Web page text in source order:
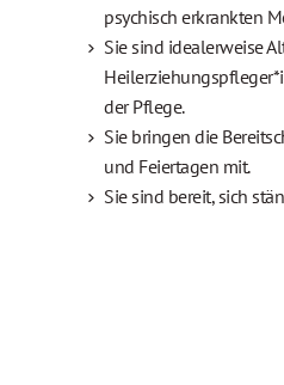
psychisch erkrankten
Sie sind idealerweise
der Pflege.
Sie bringen die
und Feiertagen mit.
Sie sind bereit, sich